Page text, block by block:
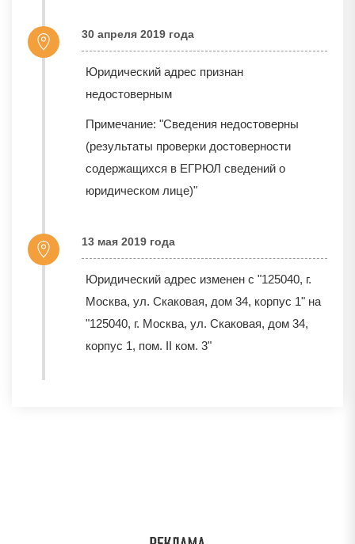
30 апреля 2019 года
Юридический адрес признан
недостоверным
Примечание: "Сведения недостоверны
(результаты проверки достоверности
содержащихся в ЕГРЮЛ сведений о
юридическом лице)"
13 мая 2019 года
Юридический адрес изменен с "125040, г.
Москва, ул. Скаковая, дом 34, корпус 1" на
"125040, г. Москва, ул. Скаковая, дом 34,
корпус 1, пом. II ком. 3"